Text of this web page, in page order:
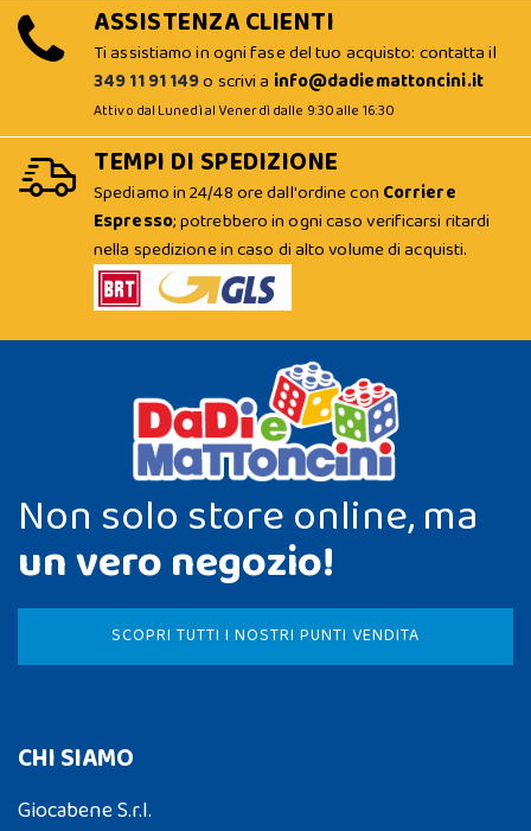
ASSISTENZA CLIENTI
Ti assistiamo in ogni fase del tuo acquisto: contatta il
349 11 91 149o scrivi a info@dadiemattoncini.it
Attivo dal Lunedì al Venerdì dalle 9:30 alle 16:30
TEMPI DI SPEDIZIONE
Spediamo in 24/48 ore dall'ordine con Corriere
Espresso; potrebbero in ogni caso verificarsi ritardi
nella spedizione in caso di alto volume di acquisti.
Non solo store online, ma
un vero negozio!
SCOPRI TUTTI I NOSTRI PUNTI VENDITA
CHI SIAMO
Giocabene S.r.l.